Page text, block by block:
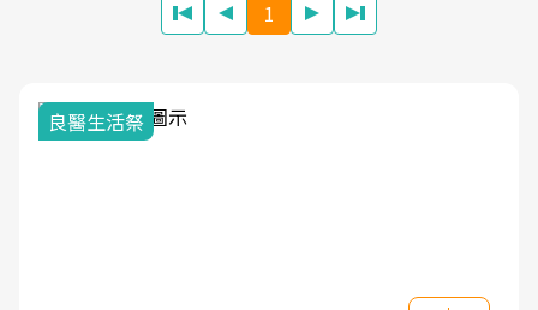
1